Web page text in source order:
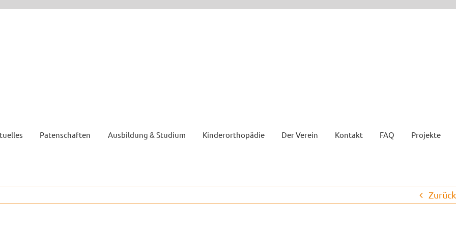
Patenschaften Ausbildung & Studium Kinderorthopädie Der Verein Kontakt FAQ Projekte
Zurück